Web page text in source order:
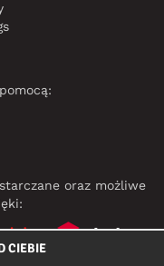
oraz możliwe
CIEBIE